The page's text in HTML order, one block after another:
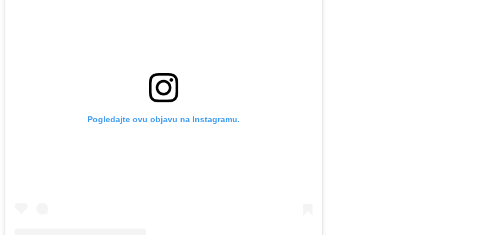
Pogledajte ovu objavu na Instagramu.